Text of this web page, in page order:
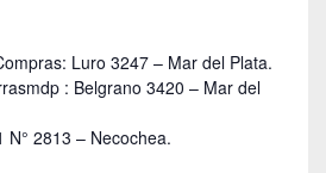
Luro 3247 – Mar del Plata.
: Belgrano 3420 – Mar del
N° 2813 – Necochea.